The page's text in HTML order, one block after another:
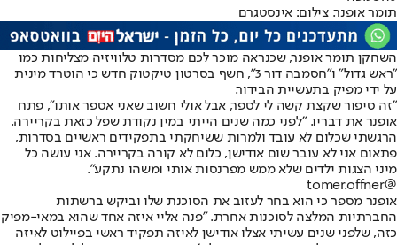
תומר אופנר. צילום: אינסטגרם
השחקן תומר אופנר, שכנראה מוכר לכם מסדרות טלוויזיה מצליחות כמו
"ראש גדול" ו"חסמבה דור 3", חשף בסרטון טיקטוק חדש כי הוטרד מינית
על ידי מפיק בתעשיית הבידור.
"זה סיפור שקצת קשה לי לספר, אבל אולי חשוב שאני אספר אותו", פתח
אופנר את דבריו. "לפני כמה שנים הייתי במין נקודת שפל כזאת בקריירה.
הרגשתי שכלום לא עובד ולמרות ששיחקתי בתפקידים ראשיים בסדרות,
פתאום אני לא עובר שום אודישן, כלום לא קורה בקריירה. אני עושה כל
מיני הצגות ילדים שלא ממש מפרנסות אותי ומשהו נתקע".
@tomer.offner
אופנר מספר כי הוא בחר לעזוב את הסוכנת שלו וביקש ברשתות
החברתיות המלצה לסוכנות אחרת. "פנה אליי איזה אחד שהוא במאי-מפיק
כזה, שלפני שנים עשיתי אצלו אודישן לאיזה תפקיד ראשי בפיילוט לאיזה